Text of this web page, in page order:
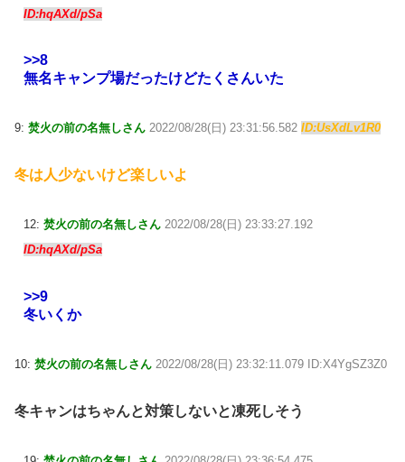
ID:hqAXd/pSa
>>8
無名キャンプ場だったけどたくさんいた
9: 焚火の前の名無しさん 2022/08/28(日) 23:31:56.582 ID:UsXdLv1R0
冬は人少ないけど楽しいよ
12: 焚火の前の名無しさん 2022/08/28(日) 23:33:27.192
ID:hqAXd/pSa
>>9
冬いくか
10: 焚火の前の名無しさん 2022/08/28(日) 23:32:11.079 ID:X4YgSZ3Z0
冬キャンはちゃんと対策しないと凍死しそう